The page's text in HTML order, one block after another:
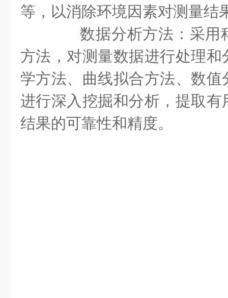
等，以消除环境因素对测量结
数据分析方法：采用
方法，对测量数据进行处理
学方法、曲线拟合方法、数
进行深入挖掘和分析，提取
结果的可靠性和精度。